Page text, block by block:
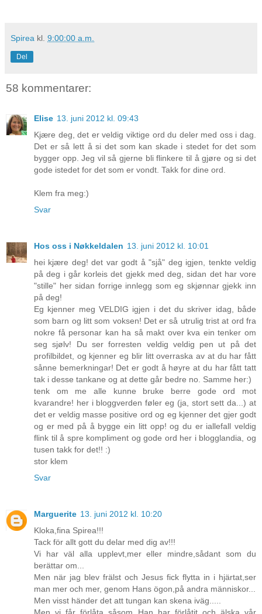
Spirea kl. 9:00:00 a.m.
Del
58 kommentarer:
Elise 13. juni 2012 kl. 09:43
Kjære deg, det er veldig viktige ord du deler med oss i dag.
Det er så lett å si det som kan skade i stedet for det som
bygger opp. Jeg vil så gjerne bli flinkere til å gjøre og si det
gode istedet for det som er vondt. Takk for dine ord.
Klem fra meg:)
Svar
Hos oss i Nøkkeldalen 13. juni 2012 kl. 10:01
hei kjære deg! det var godt å "sjå" deg igjen, tenkte veldig
på deg i går korleis det gjekk med deg, sidan det har vore
"stille" her sidan forrige innlegg som eg skjønnar gjekk inn
på deg!
Eg kjenner meg VELDIG igjen i det du skriver idag, både
som barn og litt som voksen! Det er så utrulig trist at ord fra
nokre få personar kan ha så makt over kva ein tenker om
seg sjølv! Du ser forresten veldig veldig pen ut på det
profilbildet, og kjenner eg blir litt overraska av at du har fått
sånne bemerkningar! Det er godt å høyre at du har fått tatt
tak i desse tankane og at dette går bedre no. Samme her:)
tenk om me alle kunne bruke berre gode ord mot
kvarandre! her i bloggverden føler eg (ja, stort sett da...) at
det er veldig masse positive ord og eg kjenner det gjer godt
og er med på å bygge ein litt opp! og du er iallefall veldig
flink til å spre kompliment og gode ord her i blogglandia, og
tusen takk for det!! :)
stor klem
Svar
Marguerite 13. juni 2012 kl. 10:20
Kloka,fina Spirea!!!
Tack för allt gott du delar med dig av!!!
Vi har väl alla upplevt,mer eller mindre,sådant som du
berättar om...
Men när jag blev frälst och Jesus fick flytta in i hjärtat,ser
man mer och mer, genom Hans ögon,på andra människor...
Men visst händer det att tungan kan skena iväg.....